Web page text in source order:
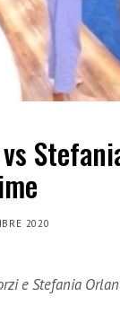
2020
e Stefania